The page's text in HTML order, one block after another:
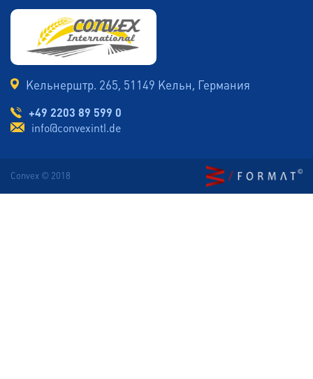
Кельнерштр. 265, 51149 Кельн, Германия
+49 2203 89 599 0
info@convexintl.de
Convex © 2018